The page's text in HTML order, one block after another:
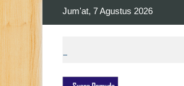
Jum'at, 7 Agustus 2026